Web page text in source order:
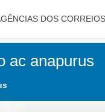
DOS CORREIOS
ac anapurus